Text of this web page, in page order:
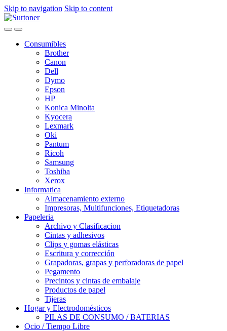
Skip to navigation Skip to content
Consumibles
Brother
Canon
Dell
Dymo
Epson
HP
Konica Minolta
Kyocera
Lexmark
Oki
Pantum
Ricoh
Samsung
Toshiba
Xerox
Informatica
Almacenamiento externo
Impresoras, Multifunciones, Etiquetadoras
Papeleria
Archivo y Clasificacion
Cintas y adhesivos
Clips y gomas elásticas
Escritura y corrección
Grapadoras, grapas y perforadoras de papel
Pegamento
Precintos y cintas de embalaje
Productos de papel
Tijeras
Hogar y Electrodomésticos
PILAS DE CONSUMO / BATERIAS
Ocio / Tiempo Libre